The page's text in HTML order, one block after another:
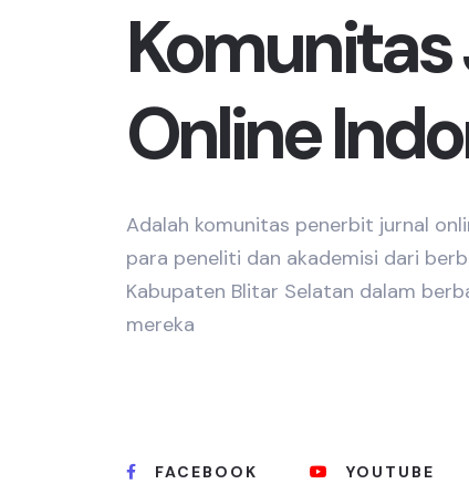
Komunitas
Online
Adalah komunitas penerbit jurnal
para peneliti dan akademisi dari
Kabupaten Blitar Selatan dalam
mereka
FACEBOOK YOUTUBE